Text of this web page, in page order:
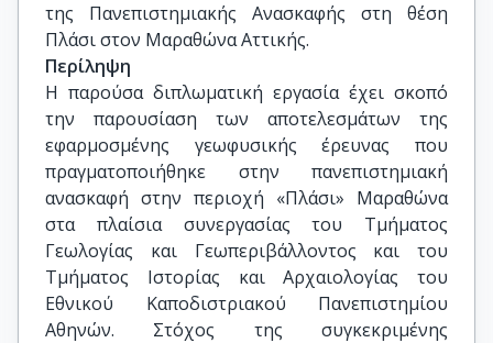
της Πανεπιστημιακής Ανασκαφής στη θέση
Πλάσι στον Μαραθώνα Αττικής.
Περίληψη
Η παρούσα διπλωματική εργασία έχει σκοπό
την παρουσίαση των αποτελεσμάτων της
εφαρμοσμένης γεωφυσικής έρευνας που
πραγματοποιήθηκε στην πανεπιστημιακή
ανασκαφή στην περιοχή «Πλάσι» Μαραθώνα
στα πλαίσια συνεργασίας του Τμήματος
Γεωλογίας και Γεωπεριβάλλοντος και του
Τμήματος Ιστορίας και Αρχαιολογίας του
Εθνικού Καποδιστριακού Πανεπιστημίου
Αθηνών. Στόχος της συγκεκριμένης